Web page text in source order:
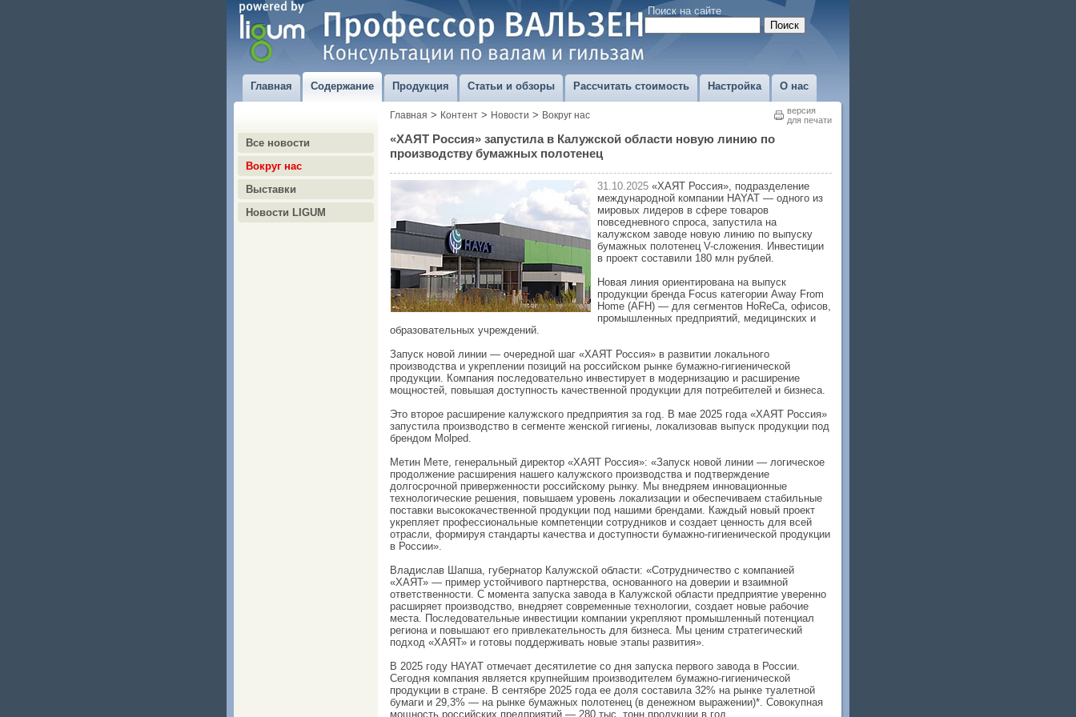
Поиск на сайте
Главная Содержание Продукция Статьи и обзоры Рассчитать стоимость Настройка О нас
Все новости
Вокруг нас
Выставки
Новости LIGUM
версия
для печати
Главная > Контент > Новости > Вокруг нас
«ХАЯТ Россия» запустила в Калужской области новую линию по
производству бумажных полотенец
31.10.2025 «ХАЯТ Россия», подразделение
международной компании HAYAT — одного из
мировых лидеров в сфере товаров
повседневного спроса, запустила на
калужском заводе новую линию по выпуску
бумажных полотенец V-сложения. Инвестиции
в проект составили 180 млн рублей.
Новая линия ориентирована на выпуск
продукции бренда Focus категории Away From
Home (AFH) — для сегментов HoReCa, офисов,
промышленных предприятий, медицинских и
образовательных учреждений.
Запуск новой линии — очередной шаг «ХАЯТ Россия» в развитии локального
производства и укреплении позиций на российском рынке бумажно-гигиенической
продукции. Компания последовательно инвестирует в модернизацию и расширение
мощностей, повышая доступность качественной продукции для потребителей и бизнеса.
Это второе расширение калужского предприятия за год. В мае 2025 года «ХАЯТ Россия»
запустила производство в сегменте женской гигиены, локализовав выпуск продукции под
брендом Molped.
Метин Мете, генеральный директор «ХАЯТ Россия»: «Запуск новой линии — логическое
продолжение расширения нашего калужского производства и подтверждение
долгосрочной приверженности российскому рынку. Мы внедряем инновационные
технологические решения, повышаем уровень локализации и обеспечиваем стабильные
поставки высококачественной продукции под нашими брендами. Каждый новый проект
укрепляет профессиональные компетенции сотрудников и создает ценность для всей
отрасли, формируя стандарты качества и доступности бумажно-гигиенической продукции
в России».
Владислав Шапша, губернатор Калужской области: «Сотрудничество с компанией
«ХАЯТ» — пример устойчивого партнерства, основанного на доверии и взаимной
ответственности. С момента запуска завода в Калужской области предприятие уверенно
расширяет производство, внедряет современные технологии, создает новые рабочие
места. Последовательные инвестиции компании укрепляют промышленный потенциал
региона и повышают его привлекательность для бизнеса. Мы ценим стратегический
подход «ХАЯТ» и готовы поддерживать новые этапы развития».
В 2025 году HAYAT отмечает десятилетие со дня запуска первого завода в России.
Сегодня компания является крупнейшим производителем бумажно-гигиенической
продукции в стране. В сентябре 2025 года ее доля составила 32% на рынке туалетной
бумаги и 29,3% — на рынке бумажных полотенец (в денежном выражении)*. Совокупная
мощность российских предприятий — 280 тыс. тонн продукции в год.